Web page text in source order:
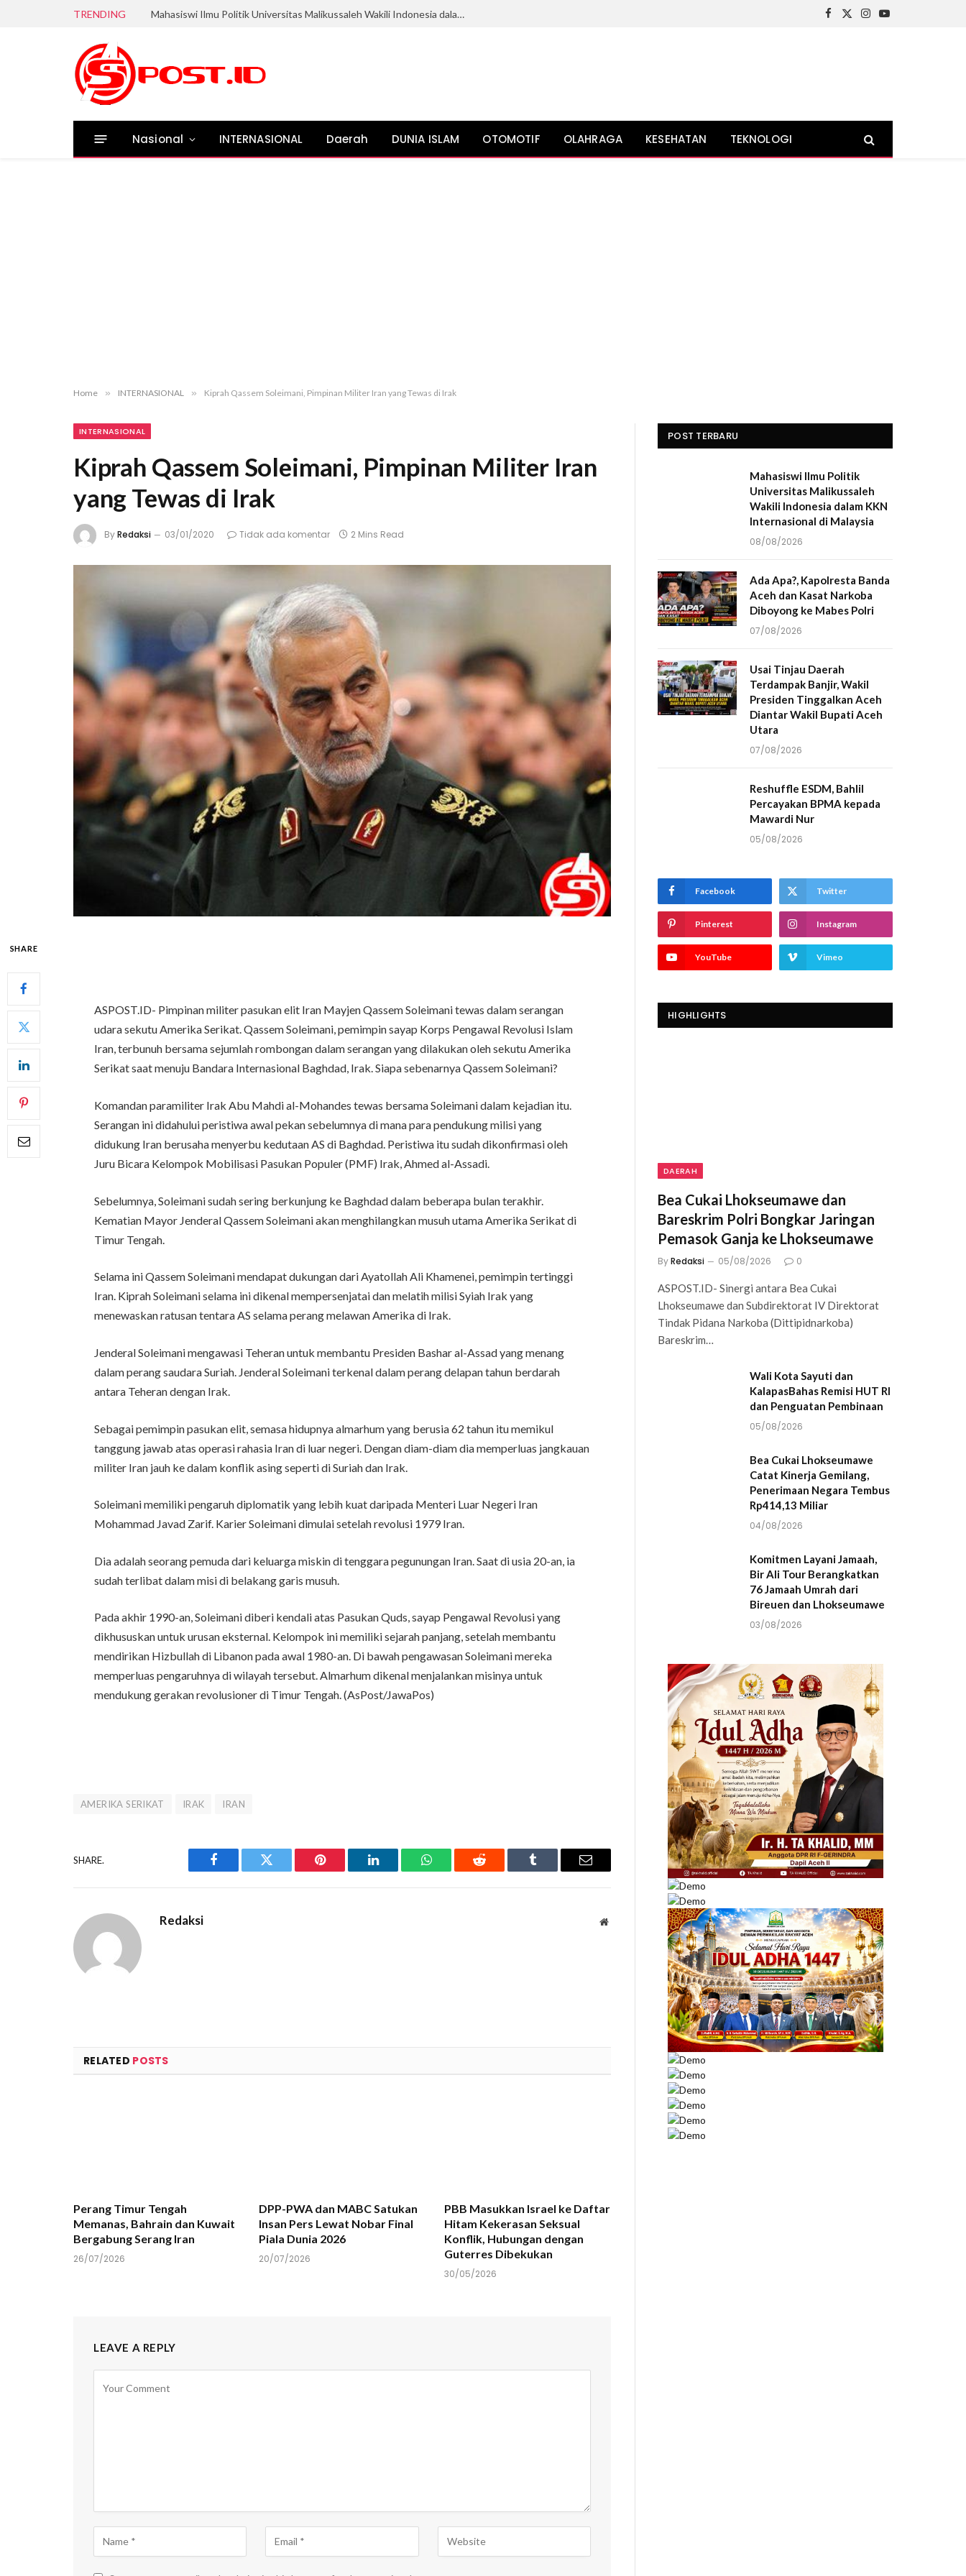
TRENDING Mahasiswi Ilmu Politik Universitas Malikussaleh Wakili Indonesia dalam KKN Internasional di Malaysia
Facebook
X
Instagram
YouTube
Nasional INTERNASIONAL Daerah DUNIA ISLAM OTOMOTIF OLAHRAGA KESEHATAN TEKNOLOGI
Home » INTERNASIONAL » Kiprah Qassem Soleimani, Pimpinan Militer Iran yang Tewas di Irak
INTERNASIONAL
Kiprah Qassem Soleimani, Pimpinan Militer Iran
yang Tewas di Irak
ByRedaksi 03/01/2020 Tidak ada komentar 2 Mins Read
SHARE
ASPOST.ID- Pimpinan militer pasukan elit Iran Mayjen Qassem Soleimani tewas dalam serangan
udara sekutu Amerika Serikat. Qassem Soleimani, pemimpin sayap Korps Pengawal Revolusi Islam
Iran, terbunuh bersama sejumlah rombongan dalam serangan yang dilakukan oleh sekutu Amerika
Serikat saat menuju Bandara Internasional Baghdad, Irak. Siapa sebenarnya Qassem Soleimani?
Komandan paramiliter Irak Abu Mahdi al-Mohandes tewas bersama Soleimani dalam kejadian itu.
Serangan ini didahului peristiwa awal pekan sebelumnya di mana para pendukung milisi yang
didukung Iran berusaha menyerbu kedutaan AS di Baghdad. Peristiwa itu sudah dikonfirmasi oleh
Juru Bicara Kelompok Mobilisasi Pasukan Populer (PMF) Irak, Ahmed al-Assadi.
Sebelumnya, Soleimani sudah sering berkunjung ke Baghdad dalam beberapa bulan terakhir.
Kematian Mayor Jenderal Qassem Soleimani akan menghilangkan musuh utama Amerika Serikat di
Timur Tengah.
Selama ini Qassem Soleimani mendapat dukungan dari Ayatollah Ali Khamenei, pemimpin tertinggi
Iran. Kiprah Soleimani selama ini dikenal mempersenjatai dan melatih milisi Syiah Irak yang
menewaskan ratusan tentara AS selama perang melawan Amerika di Irak.
Jenderal Soleimani mengawasi Teheran untuk membantu Presiden Bashar al-Assad yang menang
dalam perang saudara Suriah. Jenderal Soleimani terkenal dalam perang delapan tahun berdarah
antara Teheran dengan Irak.
Sebagai pemimpin pasukan elit, semasa hidupnya almarhum yang berusia 62 tahun itu memikul
tanggung jawab atas operasi rahasia Iran di luar negeri. Dengan diam-diam dia memperluas jangkauan
militer Iran jauh ke dalam konflik asing seperti di Suriah dan Irak.
Soleimani memiliki pengaruh diplomatik yang lebih kuat daripada Menteri Luar Negeri Iran
Mohammad Javad Zarif. Karier Soleimani dimulai setelah revolusi 1979 Iran.
Dia adalah seorang pemuda dari keluarga miskin di tenggara pegunungan Iran. Saat di usia 20-an, ia
sudah terlibat dalam misi di belakang garis musuh.
Pada akhir 1990-an, Soleimani diberi kendali atas Pasukan Quds, sayap Pengawal Revolusi yang
dikhususkan untuk urusan eksternal. Kelompok ini memiliki sejarah panjang, setelah membantu
mendirikan Hizbullah di Libanon pada awal 1980-an. Di bawah pengawasan Soleimani mereka
memperluas pengaruhnya di wilayah tersebut. Almarhum dikenal menjalankan misinya untuk
mendukung gerakan revolusioner di Timur Tengah. (AsPost/JawaPos)
AMERIKA SERIKAT IRAK IRAN
SHARE.
Facebook Twitter Pinterest LinkedIn WhatsAppReddit Tumblr Email
Redaksi Website
RELATED POSTS
Perang Timur Tengah
Memanas, Bahrain dan Kuwait
Bergabung Serang Iran
26/07/2026
DPP-PWA dan MABC Satukan
Insan Pers Lewat Nobar Final
Piala Dunia 2026
20/07/2026
PBB Masukkan Israel ke Daftar
Hitam Kekerasan Seksual
Konflik, Hubungan dengan
Guterres Dibekukan
30/05/2026
LEAVE A REPLY
POST TERBARU
Mahasiswi Ilmu Politik
Universitas Malikussaleh
Wakili Indonesia dalam KKN
Internasional di Malaysia
08/08/2026
Ada Apa?, Kapolresta Banda
Aceh dan Kasat Narkoba
Diboyong ke Mabes Polri
07/08/2026
Usai Tinjau Daerah
Terdampak Banjir, Wakil
Presiden Tinggalkan Aceh
Diantar Wakil Bupati Aceh
Utara
07/08/2026
Reshuffle ESDM, Bahlil
Percayakan BPMA kepada
Mawardi Nur
05/08/2026
Facebook Twitter
Pinterest Instagram
YouTube Vimeo
HIGHLIGHTS
DAERAH
Bea Cukai Lhokseumawe dan
Bareskrim Polri Bongkar Jaringan
Pemasok Ganja ke Lhokseumawe
ByRedaksi 05/08/2026 0
ASPOST.ID- Sinergi antara Bea Cukai
Lhokseumawe dan Subdirektorat IV Direktorat
Tindak Pidana Narkoba (Dittipidnarkoba)
Bareskrim…
Wali Kota Sayuti dan
KalapasBahas Remisi HUT RI
dan Penguatan Pembinaan
05/08/2026
Bea Cukai Lhokseumawe
Catat Kinerja Gemilang,
Penerimaan Negara Tembus
Rp414,13 Miliar
04/08/2026
Komitmen Layani Jamaah,
Bir Ali Tour Berangkatkan
76 Jamaah Umrah dari
Bireuen dan Lhokseumawe
03/08/2026